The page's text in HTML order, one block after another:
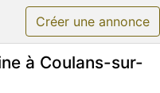
Créer une annonce
à Coulans-sur-